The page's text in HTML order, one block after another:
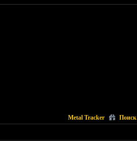
Metal Tracker Поиск